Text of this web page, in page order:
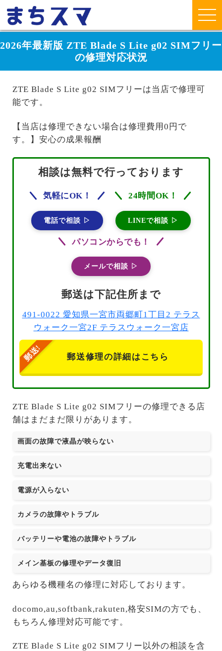
2026年最新版 ZTE Blade S Lite g02 SIMフリー
の修理対応状況
ZTE Blade S Lite g02 SIMフリーは当店で修理可
能です。
【当店は修理できない場合は修理費用0円で
す。】安心の成果報酬
相談は無料で行っております
気軽にOK！
電話で相談 ▷
24時間OK！
LINEで相談 ▷
パソコンからでも！
メールで相談 ▷
郵送は下記住所まで
491-0022 愛知県一宮市両郷町1丁目2 テラス
ウォーク一宮2F テラスウォーク一宮店
郵送修理の詳細はこちら
ZTE Blade S Lite g02 SIMフリーの修理できる店
舗はまだまだ限りがあります。
画面の故障で液晶が映らない
充電出来ない
電源が入らない
カメラの故障やトラブル
バッテリーや電池の故障やトラブル
メイン基板の修理やデータ復旧
あらゆる機種名の修理に対応しております。
docomo,au,softbank,rakuten,格安SIMの方でも、
もちろん修理対応可能です。
ZTE Blade S Lite g02 SIMフリー以外の相談を含